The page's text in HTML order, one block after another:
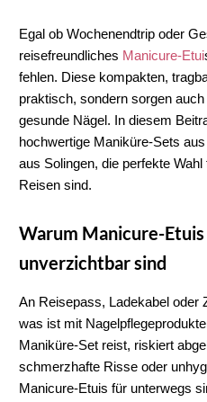
reisefreundliches Manicure-Etui
fehlen. Diese kompakten,
praktisch, sondern sorgen
gesunde Nägel. In diesem
hochwertige Maniküre-Sets
aus Solingen, die perfekte
Reisen sind.
Warum Manicure-Etuis
unverzichtbar sind
An Reisepass, Ladekabel oder
was ist mit
Maniküre-Set reist, riskiert
Manicure-Etuis für unterwegs